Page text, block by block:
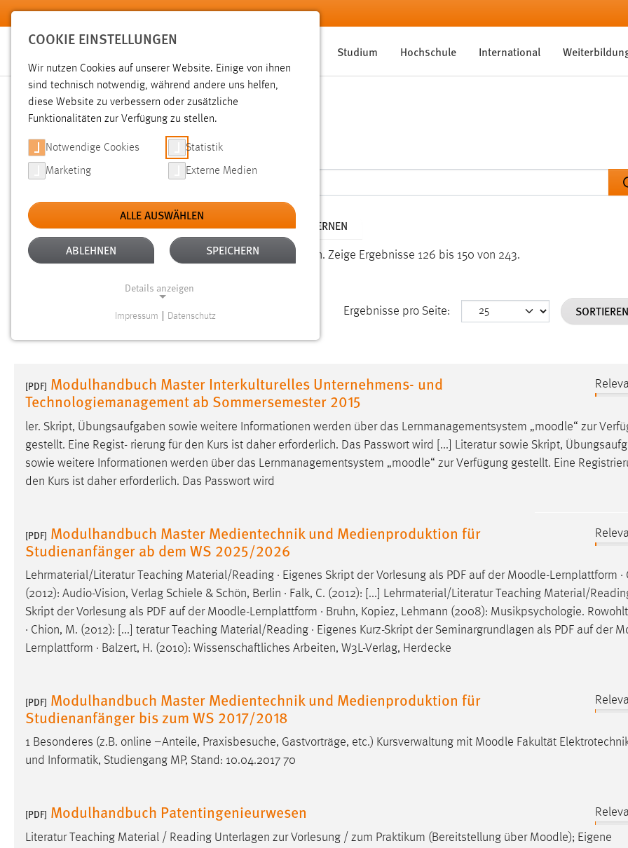
Zum Hauptinhalt springen
Studium Hochschule International
SUCHE
Aktive Filter: ALTER: ÜBER EIN JAHR ALLE FILTER ENTFERNEN
Gesucht nach "moodle". Es wurden 243 Ergebnisse gefunden. Zeige Ergebnisse 126 bis 150 von 243.
Ergebnisse pro Seite:
[PDF] Modulhandbuch Master Interkulturelles Unternehmens- und
Technologiemanagement ab Sommersemester 2015
ler. Skript, Übungsaufgaben sowie weitere Informationen werden über das Lernmanagementsystem „moodle“ zur
gestellt. Eine Regist- rierung für den Kurs ist daher erforderlich. Das Passwort wird [...] Literatur sowie Skript,
sowie weitere Informationen werden über das Lernmanagementsystem „moodle“ zur Verfügung gestellt. Eine
den Kurs ist daher erforderlich. Das Passwort wird
[PDF] Modulhandbuch Master Medientechnik und Medienproduktion für
Studienanfänger ab dem WS 2025/2026
Lehrmaterial/Literatur Teaching Material/Reading · Eigenes Skript der Vorlesung als PDF auf der Moodle-Lernplattform ·
(2012): Audio-Vision, Verlag Schiele & Schön, Berlin · Falk, C. (2012): [...] Lehrmaterial/Literatur Teaching Material/
Skript der Vorlesung als PDF auf der Moodle-Lernplattform · Bruhn, Kopiez, Lehmann (2008): Musikpsychologie.
· Chion, M. (2012): [...] teratur Teaching Material/Reading · Eigenes Kurz-Skript der Seminargrundlagen als PDF auf der
Lernplattform · Balzert, H. (2010): Wissenschaftliches Arbeiten, W3L-Verlag, Herdecke
[PDF] Modulhandbuch Master Medientechnik und Medienproduktion für
Studienanfänger bis zum WS 2017/2018
1 Besonderes (z.B. online –Anteile, Praxisbesuche, Gastvorträge, etc.) Kursverwaltung mit Moodle Fakultät
und Informatik, Studiengang MP, Stand: 10.04.2017 70
[PDF] Modulhandbuch Patentingenieurwesen
Literatur Teaching Material / Reading Unterlagen zur Vorlesung / zum Praktikum (Bereitstellung über Moodle); Eigene
COOKIE EINSTELLUNGEN
Wir nutzen Cookies auf unserer Website. Einige von ihnen
sind technisch notwendig, während andere uns helfen,
diese Website zu verbessern oder zusätzliche
Funktionalitäten zur Verfügung zu stellen.
Notwendige Cookies Statistik
Marketing Externe Medien
ALLE AUSWÄHLEN
ABLEHNEN SPEICHERN
Details anzeigen
Website erforderlich.
Einverständnis
Name: cookie_consent
Zweck:
ausgewählten Einverständnis-Optionen
Cookie Laufzeit: 1 Jahr
Performance
Name: staticfilecache
Zweck:
Für performante Seitenauslieferung wird
eingeloggt ist.
Sprachpräferenz
Name: site-language-preference
Zweck:
Das Cookie speichert die gewählte
Sprache der Website.
Chat
Impressum Datenschutz